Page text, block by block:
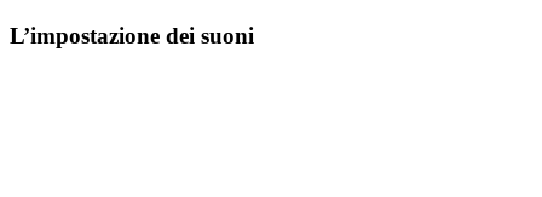
L’impostazione dei suoni